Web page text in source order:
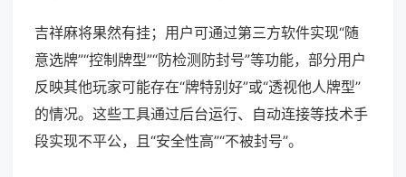
吉祥麻将果然有挂；用户可通过第三方软件实现“随
意选牌”“控制牌型”“防检测防封号”等功能，部分用户
反映其他玩家可能存在“牌特别好”或“透视他人牌型”
的情况。这些工具通过后台运行、自动连接等技术手
段实现不平公，且“安全性高”“不被封号”。